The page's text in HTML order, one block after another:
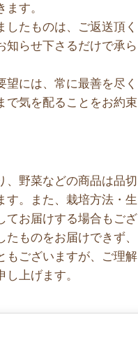
す。
したものは、ご返送頂く
知らせ下さるだけで承ら
には、常に最善を尽く
で気を配ることをお約束
、野菜などの商品は品切
す。また、栽培方法・生
てお届けする場合もござ
ものをお届けできず、
もございますが、ご理解
上げます。